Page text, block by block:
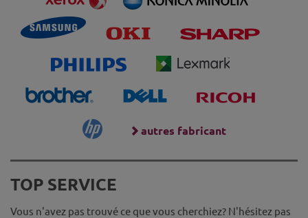
autres fabricant
TOP SERVICE
Vous n'avez pas trouvé ce que vous cherchiez? N'hésitez pas